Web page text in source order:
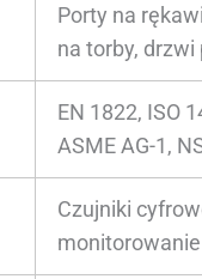
Porty na
na torby,
EN 1822, ISO
ASME AG-1,
Czujniki
monitorowanie